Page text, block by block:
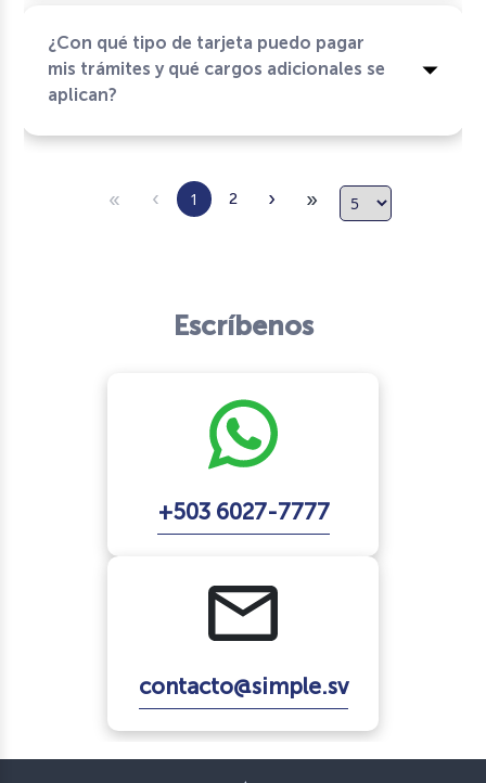
¿Con qué tipo de tarjeta puedo pagar
mis trámites y qué cargos adicionales se
aplican?
« ‹ 1 2 › »
Escríbenos
+503 6027-7777
contacto@simple.sv